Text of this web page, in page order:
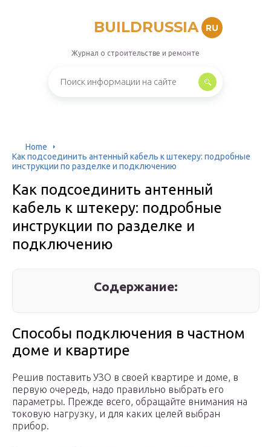
BUILDRUSSIA RU
Журнал о строительстве и ремонте
Home
Как подсоединить антенный кабель к штекеру: подробные
инструкции по разделке и подключению
Как подсоединить антенный
кабель к штекеру: подробные
инструкции по разделке и
подключению
Содержание:
Способы подключения в частном
доме и квартире
Решив поставить УЗО в своей квартире и доме, в
первую очередь, надо правильно выбрать его
параметры. Прежде всего, обращайте внимания на
токовую нагрузку, и для каких целей выбран
прибор.